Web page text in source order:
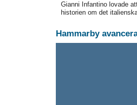
Gianni Infantino lovade
historien om det
Hammarby